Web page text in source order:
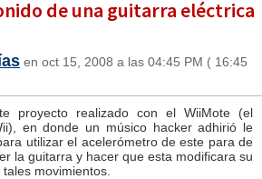
de una guitarra eléctrica
en oct 15, 2008 a las 04:45 PM ( 16:45
proyecto realizado con el WiiMote (el
en donde un músico hacker adhirió le
utilizar el acelerómetro de este para de
la guitarra y hacer que esta modificara su
movimientos.